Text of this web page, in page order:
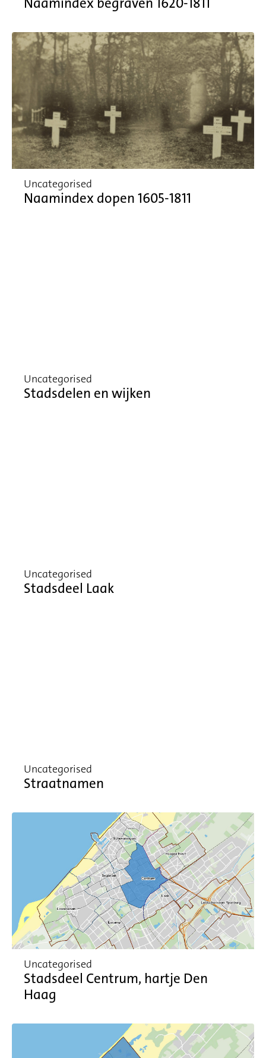
Uncategorised
Naamindex dopen 1605-1811
Uncategorised
Stadsdelen en wijken
Uncategorised
Stadsdeel Laak
Uncategorised
Straatnamen
Uncategorised
Stadsdeel Centrum, hartje Den
Haag